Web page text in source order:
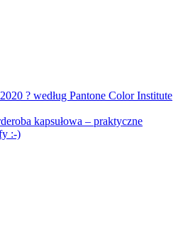
? według Pantone Color Institute
kapsułowa – praktyczne
:-)